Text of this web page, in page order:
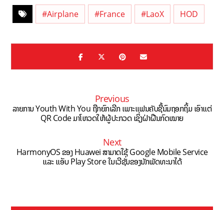
#Airplane #France #LaoX HOD
Previous
ລາຍການ Youth With You ຖືກຍົກເລີກ ເພາະແຟນຄັບຊື້ນົມຖອກຖິ້ມ ເອົາແຕ່
QR Code ມາໂຫວດໃຫ້ຜູ້ປະກວດ ເຊິ່ງຝ່າຝືນກົດໝາຍ
Next
HarmonyOS ຂອງ Huawei ສາມາດໃຊ້ Google Mobile Service
ແລະ ແອັບ Play Store ໃນເວີຊັ່ນຂອງນັກພັດທະນາໄດ້